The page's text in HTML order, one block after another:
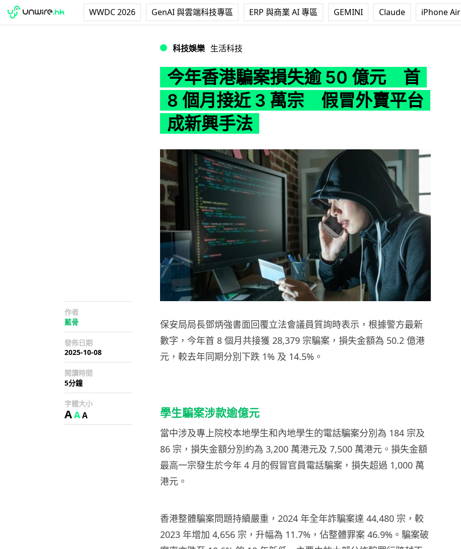
WWDC 2026 GenAI 與雲端科技專區 ERP 與商業 AI 專區 GEMINI Claude iPhone Air
科技娛樂 生活科技
今年香港騙案損失逾 50 億元 首
8 個月接近 3 萬宗 假冒外賣平台
成新興手法
作者
藍骨
發佈日期
2025-10-08
閱讀時間
5分鐘
字體大小
AAA
保安局局長鄧炳強書面回覆立法會議員質詢時表示，根據警方最新
數字，今年首 8 個月共接獲 28,379 宗騙案，損失金額為 50.2 億港
元，較去年同期分別下跌 1% 及 14.5%。
學生騙案涉款逾億元
當中涉及專上院校本地學生和內地學生的電話騙案分別為 184 宗及
86 宗，損失金額分別約為 3,200 萬港元及 7,500 萬港元。損失金額
最高一宗發生於今年 4 月的假冒官員電話騙案，損失超過 1,000 萬
港元。
香港整體騙案問題持續嚴重，2024 年全年詐騙案達 44,480 宗，較
2023 年增加 4,656 宗，升幅為 11.7%，佔整體罪案 46.9%。騙案破